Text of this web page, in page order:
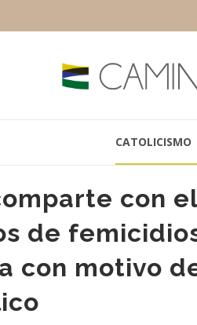
CATOLICISMO
con
de
con motivo